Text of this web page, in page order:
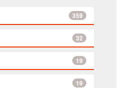
359
32
19
19